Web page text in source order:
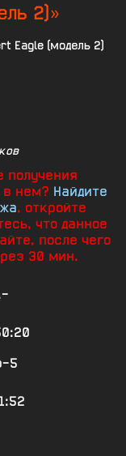
2)»
Eagle (модель 2)
получения
в нем? Найдите
, откройте
что данное
после чего
30 мин.
5